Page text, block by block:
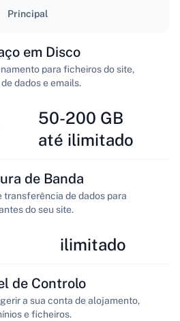
Principal
em Disco
para ficheiros do site,
dados e emails.
50-200 GB
até ilimitado
de Banda
transferência de dados para
do seu site.
ilimitado
de Controlo
a sua conta de alojamento,
e ficheiros.